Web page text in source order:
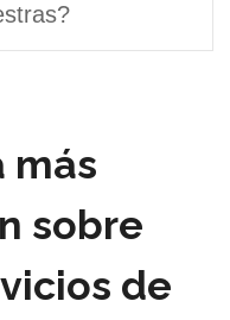
más
sobre
de